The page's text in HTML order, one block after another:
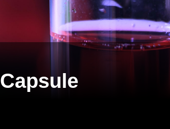
Capsule